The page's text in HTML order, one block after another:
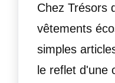
Chez Trésors
vêtements
simples
le reflet d'une